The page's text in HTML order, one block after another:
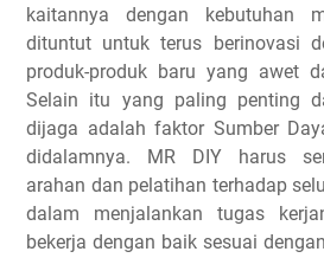
kaitannya dengan kebutuhan
dituntut untuk terus berinovasi
produk-produk baru yang awet
Selain itu yang paling penting
dijaga adalah faktor Sumber
didalamnya. MR DIY harus
arahan dan pelatihan terhadap
dalam menjalankan tugas
bekerja dengan baik sesuai